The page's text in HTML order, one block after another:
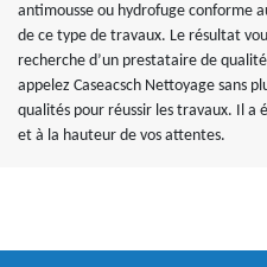
antimousse ou hydrofuge conforme
de ce type de travaux. Le résultat
recherche d’un prestataire de
appelez Caseacsch Nettoyage sans
qualités pour réussir les travaux. Il
et à la hauteur de vos attentes.